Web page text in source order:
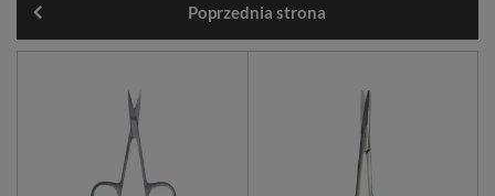
Poprzednia strona